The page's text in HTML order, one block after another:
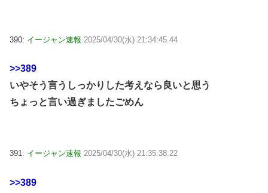
390: イージャン速報 2025/04/30(水) 21:34:45.44
>>389
いやそう言うしっかりした考えなら良いと思う
ちょっと言い過ぎましたごめん
391: イージャン速報 2025/04/30(水) 21:35:38.22
>>389